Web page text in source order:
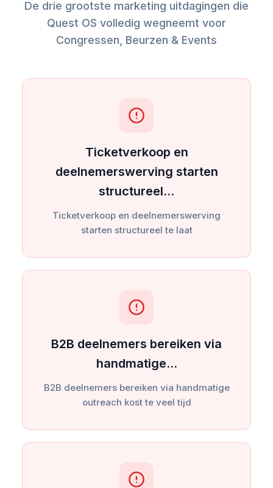
De drie grootste marketing uitdagingen die
Quest OS volledig wegneemt voor
Congressen, Beurzen & Events
Ticketverkoop en
deelnemerswerving starten
structureel…
Ticketverkoop en deelnemerswerving
starten structureel te laat
B2B deelnemers bereiken via
handmatige…
B2B deelnemers bereiken via handmatige
outreach kost te veel tijd